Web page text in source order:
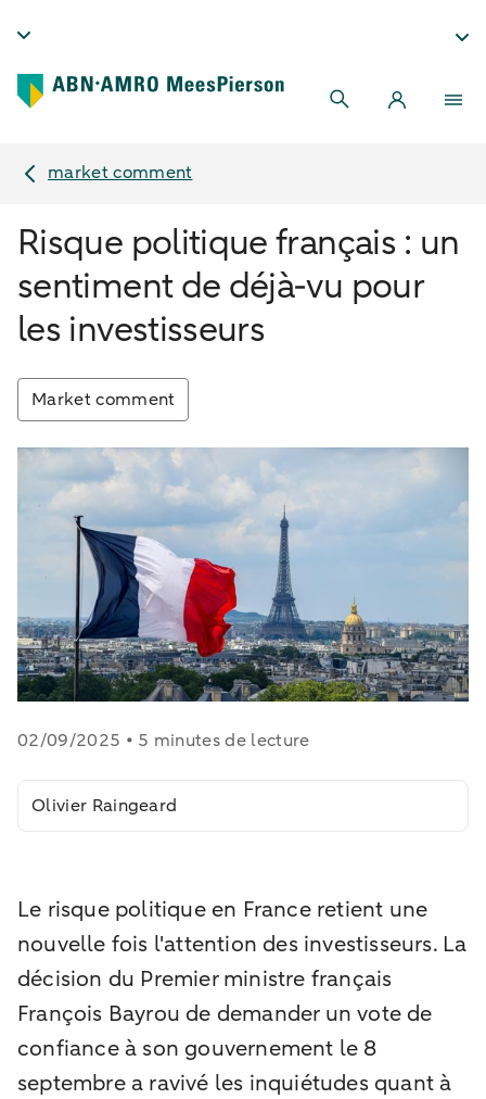
market comment
Risque politique français : un
sentiment de déjà-vu pour
les investisseurs
Market comment
02/09/2025 • 5 minutes de lecture
Olivier Raingeard
Le risque politique en France retient une
nouvelle fois l'attention des investisseurs. La
décision du Premier ministre français
François Bayrou de demander un vote de
confiance à son gouvernement le 8
septembre a ravivé les inquiétudes quant à